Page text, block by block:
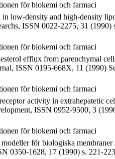
för biokemi och farmaci
low-density and high-density
ISSN 0022-2275, 31 (1990)
för biokemi och farmaci
efflux from parenchymal
ISSN 0195-668X, 11 (1990)
för biokemi och farmaci
activity in extrahepatetic
ISSN 0952-9500, 3
för biokemi och farmaci
för biologiska membraner
0350-1628, 17 (1990) s. 221-